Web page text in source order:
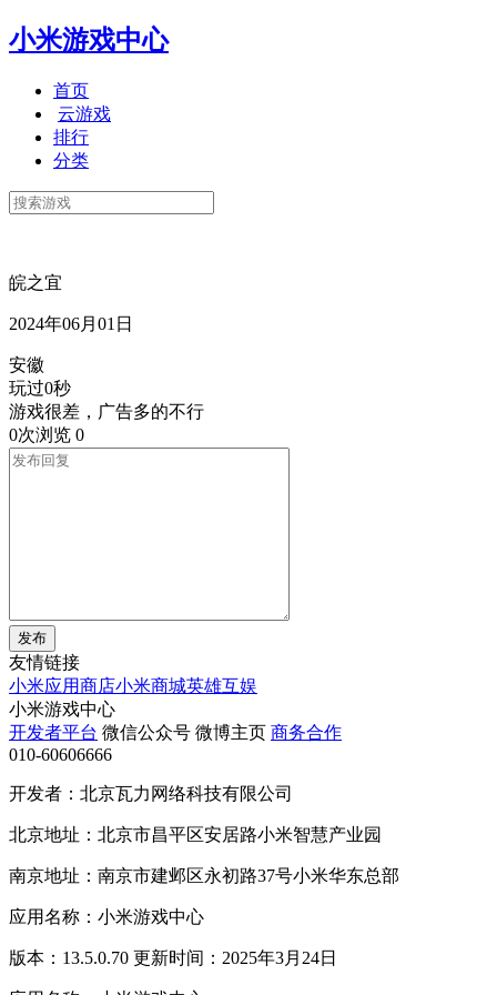
小米游戏中心
首页
云游戏
排行
分类
皖之宜
2024年06月01日
安徽
玩过0秒
游戏很差，广告多的不行
0次浏览 0
发布
友情链接
小米应用商店小米商城英雄互娱
小米游戏中心
开发者平台 微信公众号 微博主页 商务合作
010-60606666
开发者：北京瓦力网络科技有限公司
北京地址：北京市昌平区安居路小米智慧产业园
南京地址：南京市建邺区永初路37号小米华东总部
应用名称：小米游戏中心
版本：13.5.0.70 更新时间：2025年3月24日